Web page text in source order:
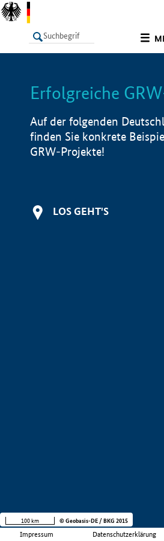
LISTE
Erfolgreiche
Auf der folgenden
finden Sie konkrete
GRW-Projekte!
LOS GEHT'S
Impressum Datenschutzerklärung
100 km © Geobasis-DE / BKG 2015